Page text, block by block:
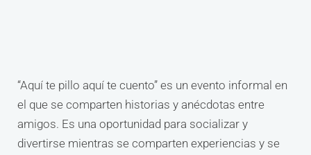
“Aquí te pillo aquí te cuento” es un evento informal en
el que se comparten historias y anécdotas entre
amigos. Es una oportunidad para socializar y
divertirse mientras se comparten experiencias y se